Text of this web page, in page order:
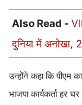
Also Read -
दुनिया में अनोखा,
उन्होंने कहा कि पीएम
भाजपा कार्यकर्ता हर